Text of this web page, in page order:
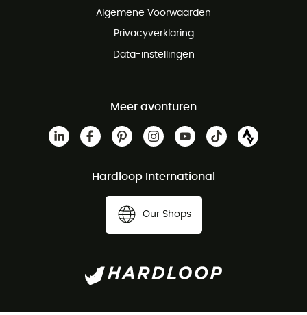
Algemene Voorwaarden
Privacyverklaring
Data-instellingen
Meer avonturen
Hardloop International
Our Shops